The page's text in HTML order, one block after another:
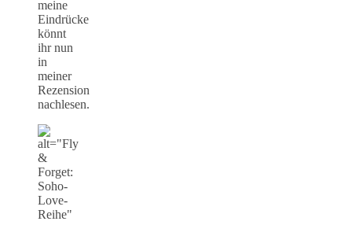
meine
Eindrücke
könnt
ihr nun
in
meiner
Rezension
nachlesen.